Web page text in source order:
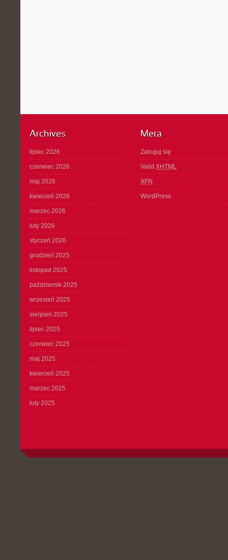
Archives
lipiec 2026
czerwiec 2026
maj 2026
kwiecień 2026
marzec 2026
luty 2026
styczeń 2026
grudzień 2025
listopad 2025
październik 2025
wrzesień 2025
sierpień 2025
lipiec 2025
czerwiec 2025
maj 2025
kwiecień 2025
marzec 2025
luty 2025
Meta
Zaloguj się
Valid XHTML
XFN
WordPress